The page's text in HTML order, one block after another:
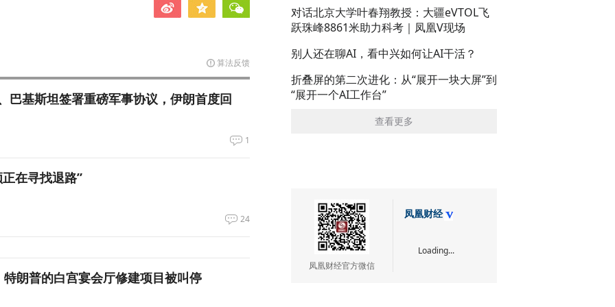
算法反馈
巴基斯坦签署重磅军事协议，伊朗首度回
1
在寻找退路”
24
朗普的白宫宴会厅修建项目被叫停
对话北京大学叶春翔教授：大疆eVTOL飞
跃珠峰8861米助力科考｜凤凰V现场
别人还在聊AI，看中兴如何让AI干活？
折叠屏的第二次进化：从“展开一块大屏”到
“展开一个AI工作台”
查看更多
凤凰财经官方微信
凤凰财经
Loading...